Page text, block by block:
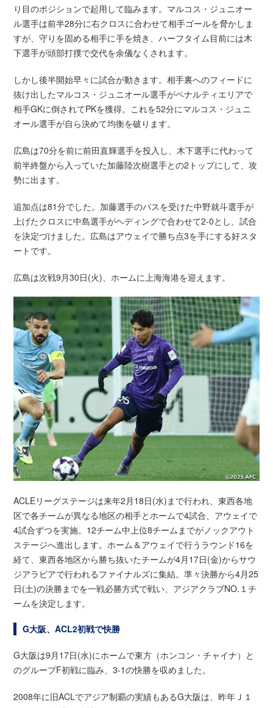
り目のポジションで起用して臨みます。マルコス・ジュニオー
ル選手は前半28分に右クロスに合わせて相手ゴールを脅かしま
すが、守りを固める相手に手を焼き、ハーフタイム目前には木
下選手が頭部打撲で交代を余儀なくされます。
しかし後半開始早々に試合が動きます。相手裏へのフィードに
抜け出したマルコス・ジュニオール選手がペナルティエリアで
相手GKに倒されてPKを獲得。これを52分にマルコス・ジュニ
オール選手が自ら決めて均衡を破ります。
広島は70分を前に前田直輝選手を投入し、木下選手に代わって
前半終盤から入っていた加藤陸次樹選手との2トップにして、攻
勢に出ます。
追加点は81分でした。加藤選手のパスを受けた中野就斗選手が
上げたクロスに中島選手がヘディングで合わせて2-0とし、試合
を決定づけました。広島はアウェイで勝ち点3を手にする好スタ
ートです。
広島は次戦9月30日(火)、ホームに上海海港を迎えます。
ACLEリーグステージは来年2月18日(水)まで行われ、東西各地
区で各チームが異なる地区の相手とホームで4試合、アウェイで
4試合ずつを実施。12チーム中上位8チームまでがノックアウト
ステージへ進出します。ホーム＆アウェイで行うラウンド16を
経て、東西各地区から勝ち抜いたチームが4月17日(金)からサウ
ジアラビアで行われるファイナルズに集結。準々決勝から4月25
日(土)の決勝までを一戦必勝方式で戦い、アジアクラブNO.１チ
ームを決定します。
G大阪、ACL2初戦で快勝
G大阪は9月17日(水)にホームで東方（ホンコン・チャイナ）と
のグループF初戦に臨み、3-1の快勝を収めました。
2008年に旧ACLでアジア制覇の実績もあるG大阪は、昨年Ｊ１